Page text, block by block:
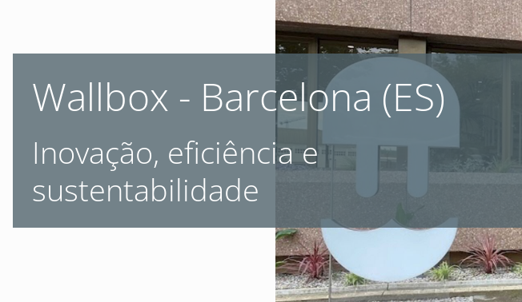
Wallbox - Barcelona (ES)
Inovação, eficiência e
sustentabilidade